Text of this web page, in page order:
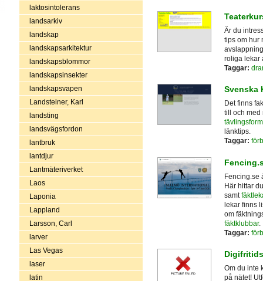
laktosintolerans
landsarkiv
landskap
landskapsarkitektur
landskapsblommor
landskapsinsekter
landskapsvapen
Landsteiner, Karl
landsting
landsvägsfordon
lantbruk
lantdjur
Lantmäteriverket
Laos
Laponia
Lappland
Larsson, Carl
larver
Las Vegas
laser
latin
Är du
tips om hur
roliga lekar
Taggar:
Svenska
Det finns
till och med
länktips.
Taggar:
Fencing.se
Här hittar
samt
lekar finns
om
fäktklubbar.
Taggar:
Digifritids
Om du inte
på nätet!